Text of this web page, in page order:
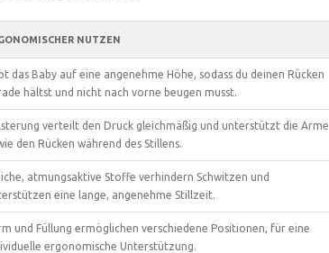
NUTZEN
das Baby auf eine angenehme Höhe, sodass du deinen Rücken
hältst und nicht nach vorne beugen musst.
verteilt den Druck gleichmäßig und unterstützt die Arme
den Rücken während des Stillens.
atmungsaktive Stoffe verhindern Schwitzen und
eine lange, angenehme Stillzeit.
und Füllung ermöglichen verschiedene Positionen, für eine
ergonomische Unterstützung.